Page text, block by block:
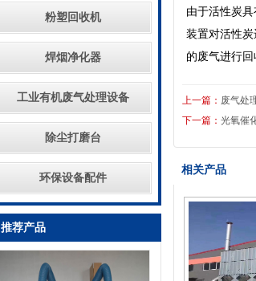
粉塑回收机
焊烟净化器
工业有机废气处理设备
除尘打磨台
环保设备配件
推荐产品
由于活性炭
装置对活性
的废气进行回
上一篇： 废气处
下一篇： 光氧催
相关产品